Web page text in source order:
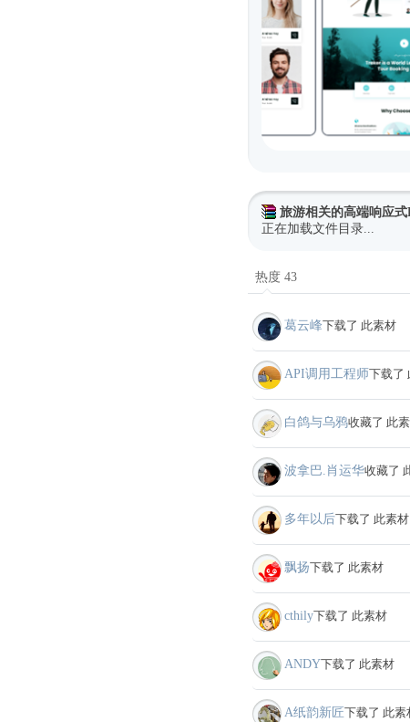
旅游相关的高端响应
正在加载文件目录...
热度 43
葛云峰下载了 此素材
API调用工程师下载了
白鸽与乌鸦收藏了 此
波拿巴.肖运华收藏了
多年以后下载了 此素材
飘扬下载了 此素材
cthily下载了 此素材
ANDY下载了 此素材
A纸韵新匠下载了 此素